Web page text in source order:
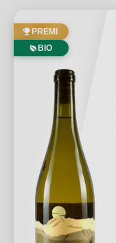
PREMI
BIO